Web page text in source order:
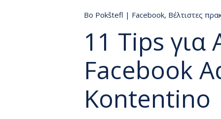
Bo Pokštefl | Facebook, Βέλτιστες
11 Tips για
Facebook
Kontentino